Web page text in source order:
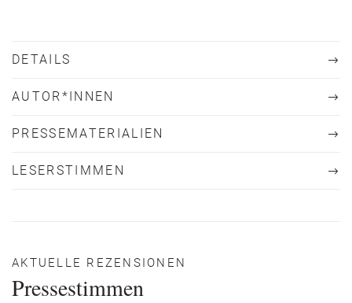
DETAILS
AUTOR*INNEN
PRESSEMATERIALIEN
LESERSTIMMEN
AKTUELLE REZENSIONEN
Pressestimmen